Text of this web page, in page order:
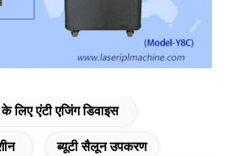
लिए एंटी एजिंग डिवाइस
ब्यूटी सैलून उपकरण